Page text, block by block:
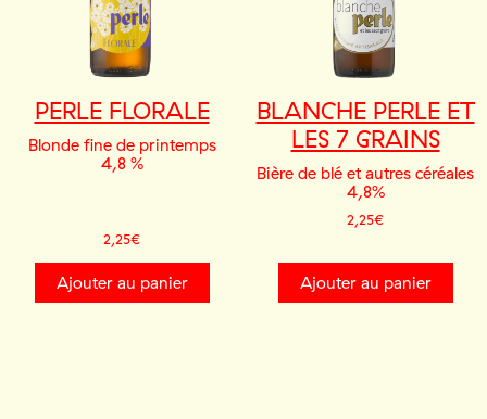
PERLE FLORALE
Blonde fine de printemps
4,8 %
2,25€
Ajouter au panier
BLANCHE PERLE ET
LES 7 GRAINS
Bière de blé et autres céréales
4,8%
2,25€
Ajouter au panier